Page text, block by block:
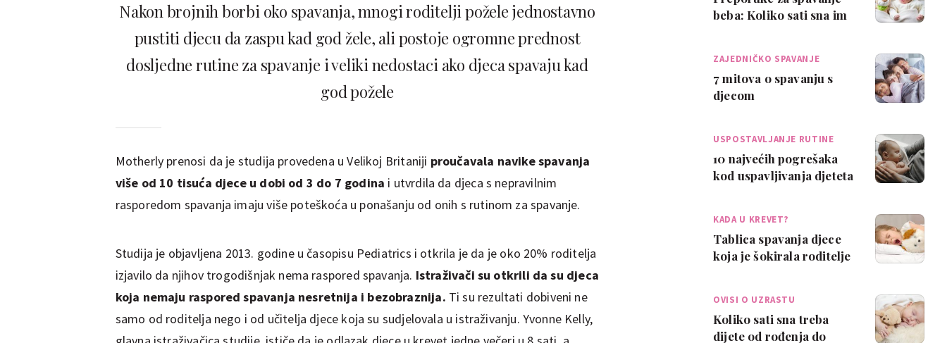
Nakon brojnih borbi oko spavanja, mnogi roditelji požele jednostavno
pustiti djecu da zaspu kad god žele, ali postoje ogromne prednost
dosljedne rutine za spavanje i veliki nedostaci ako djeca spavaju kad
god požele
Motherly prenosi da je studija provedena u Velikoj Britaniji proučavala navike spavanja
više od 10 tisuća djece u dobi od 3 do 7 godina i utvrdila da djeca s nepravilnim
rasporedom spavanja imaju više poteškoća u ponašanju od onih s rutinom za spavanje.
Studija je objavljena 2013. godine u časopisu Pediatrics i otkrila je da je oko 20% roditelja
izjavilo da njihov trogodišnjak nema raspored spavanja. Istraživači su otkrili da su djeca
koja nemaju raspored spavanja nesretnija i bezobraznija. Ti su rezultati dobiveni ne
samo od roditelja nego i od učitelja djece koja su sudjelovala u istraživanju. Yvonne Kelly,
beba: Koliko sati sna im
ZAJEDNIČKO SPAVANJE
7 mitova o spavanju s
djecom
USPOSTAVLJANJE RUTINE
10 najvećih pogrešaka
kod uspavljivanja djeteta
KADA U KREVET?
Tablica spavanja djece
koja je šokirala roditelje
OVISI O UZRASTU
Koliko sati sna treba
dijete od rođenja do